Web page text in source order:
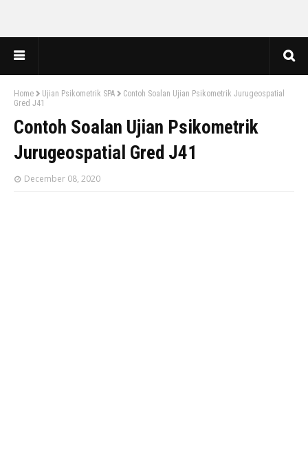
Home Ujian Psikometrik SPA
Contoh Soalan Ujian Psikometrik Jurugeospatial
Gred J41
Contoh Soalan Ujian Psikometrik
Jurugeospatial Gred J41
December 08, 2020